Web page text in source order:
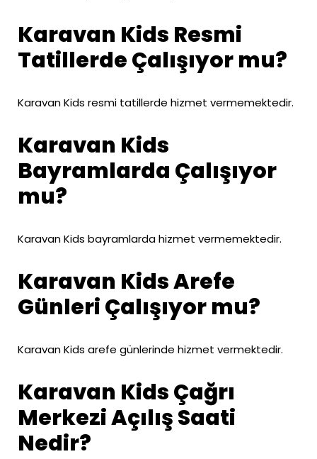
Karavan Kids Resmi
Tatillerde Çalışıyor mu?
Karavan Kids resmi tatillerde hizmet vermemektedir.
Karavan Kids
Bayramlarda Çalışıyor
mu?
Karavan Kids bayramlarda hizmet vermemektedir.
Karavan Kids Arefe
Günleri Çalışıyor mu?
Karavan Kids arefe günlerinde hizmet vermektedir.
Karavan Kids Çağrı
Merkezi Açılış Saati
Nedir?